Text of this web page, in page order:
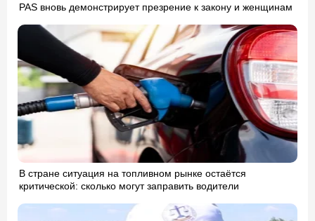
PAS вновь демонстрирует презрение к закону и женщинам
В стране ситуация на топливном рынке остаётся
критической: сколько могут заправить водители